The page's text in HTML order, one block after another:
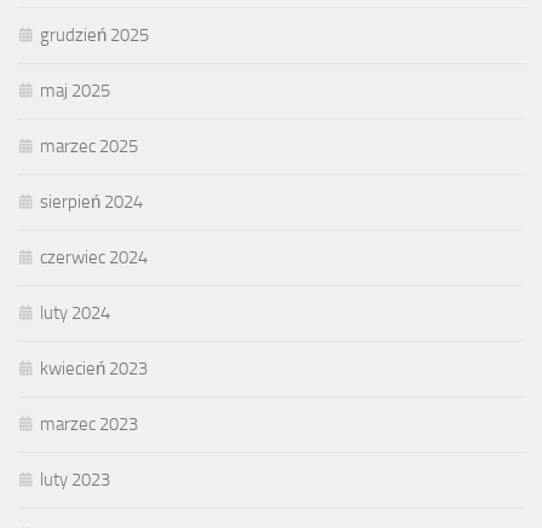
grudzień 2025
maj 2025
marzec 2025
sierpień 2024
czerwiec 2024
luty 2024
kwiecień 2023
marzec 2023
luty 2023